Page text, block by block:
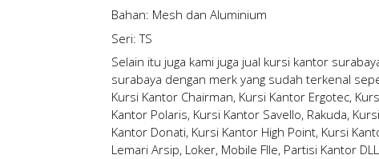
Bahan: Mesh dan Aluminium
Seri: TS
Selain itu juga kami juga jual kursi kantor
surabaya dengan merk yang sudah terkenal
Kursi Kantor Chairman, Kursi Kantor Ergotec,
Kantor Polaris, Kursi Kantor Savello, Rakuda,
Kantor Donati, Kursi Kantor High Point, Kursi
Lemari Arsip, Loker, Mobile FIle, Partisi Kantor